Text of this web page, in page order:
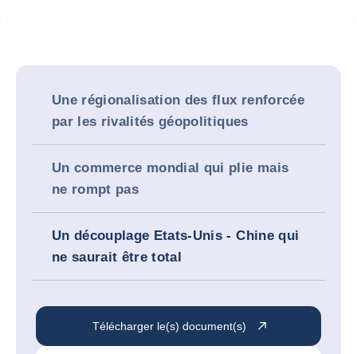
Une régionalisation des flux renforcée
par les rivalités géopolitiques
Un commerce mondial qui plie mais
ne rompt pas
Un découplage Etats-Unis - Chine qui
ne saurait être total
Télécharger le(s) document(s)